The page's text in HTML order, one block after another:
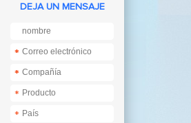
DEJA UN MENSAJE
*
*
*
*
*
*